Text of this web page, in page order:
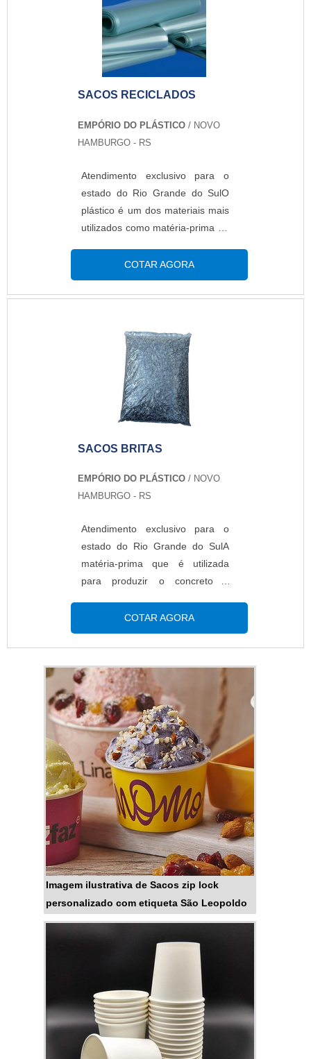
,dando um acabamento tão
perfeito que se assemelha muito
ao impresso. Além disso, o
produto oferece:Isolamento do
SACOS RECICLADOS
EMPÓRIO DO PLÁSTICO / NOVO
HAMBURGO - RS
Atendimento exclusivo para o
estado do Rio Grande do SulO
plástico é um dos materiais mais
utilizados como matéria-prima na
das indústrias. No entanto, este é
um material altamente poluente,
já que a decomposição após
demora cerca de quarenta anos.
Por isso, é cada vez mais comum
a utilização de sacos reciclados
na produção.DETALHES SOBRE
O FUNCIONAMENTO DO
PRODUTOEsses sacos pod...
COTAR AGORA
SACOS BRITAS
EMPÓRIO DO PLÁSTICO / NOVO
HAMBURGO - RS
Atendimento exclusivo para o
estado do Rio Grande do SulA
matéria-prima que é utilizada
para produzir o concreto é
formado por substâncias graúdas
que em grande quantidade
acabam atingindo um peso
elevado. Por isso, é necessário
utilizar uma embalagem
específica que fornece maior
controle de estabilidade, como os
sacos britas.MAIS
INFORMAÇÕES RELEVANTES
SOBRE O PRODUTOSão ideais
para o transporte de produ...
COTAR AGORA
Imagem ilustrativa de Sacos zip lock
personalizado com etiqueta São Leopoldo